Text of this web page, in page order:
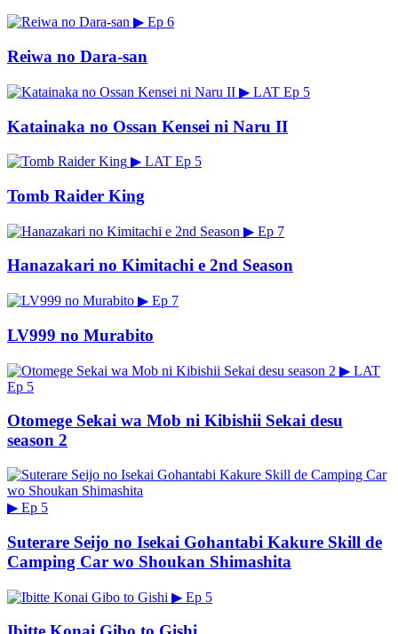
▶ Ep 6
Reiwa no Dara-san
▶ LAT Ep 5
Katainaka no Ossan Kensei ni Naru II
▶ LAT Ep 5
Tomb Raider King
▶ Ep 7
Hanazakari no Kimitachi e 2nd Season
▶ Ep 7
LV999 no Murabito
▶ LAT
Ep 5
Otomege Sekai wa Mob ni Kibishii Sekai desu
season 2
▶ Ep 5
Suterare Seijo no Isekai Gohantabi Kakure Skill de
Camping Car wo Shoukan Shimashita
▶ Ep 5